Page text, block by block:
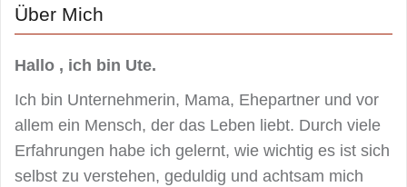
Über Mich
Hallo , ich bin Ute.
Ich bin Unternehmerin, Mama, Ehepartner und vor
allem ein Mensch, der das Leben liebt. Durch viele
Erfahrungen habe ich gelernt, wie wichtig es ist sich
selbst zu verstehen, geduldig und achtsam mich